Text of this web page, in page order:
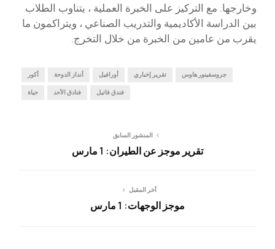
وخارجها. مع التركيز على الخبرة العملية ، يتناوب الطلاب
بين الدراسة الأكاديمية والتدريب الصناعي ، ويتراكمون ما
يقرب من عامين من الخبرة من خلال التخرج.
أكور أنداز الدوحة أورافيل تقرير إخباري جروسفينور هاوس
حياة فنادق الأحد فندق فاتيل
المنشور السابق
تقرير موجز عن الطيران: 1 مارس
آخر المقبل
موجز الوجهات: 1 مارس